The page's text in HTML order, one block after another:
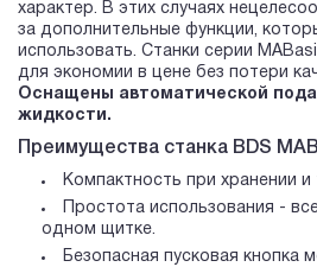
характер. В этих случаях
за дополнительные функции,
использовать. Станки серии
для экономии в цене без потери
Оснащены автоматической
жидкости.
Преимущества станка BDS
Компактность при хранении и
Простота использования -
одном щитке.
Безопасная пусковая кнопка